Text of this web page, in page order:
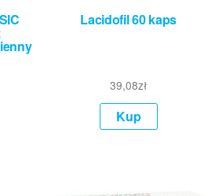
Lacidofil 60 kaps
39,08zł
Kup